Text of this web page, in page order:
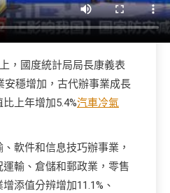
，國度統計局局長康義表
安穩增加，古代辦事業成長
上年增加5.4%汽車冷氣
軟件和信息技巧辦事業，
輸、倉儲和郵政業，零售
添值分辨增加11.1%、